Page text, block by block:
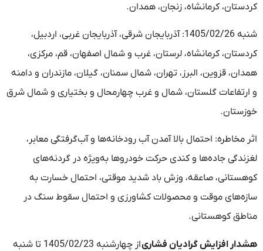
کردستان، کرمانشاه، زنجان، همدان.
شنبه 1405/02/26: آذربایجان شرقی، آذربایجان غربی، اردبیل،
کردستان، کرمانشاه، لرستان، غرب و شمال اصفهان، قم، مرکزی،
همدان، قزوین، البرز، تهران، شمال سمنان، گیلان، مازندران و دامنه
و ارتفاعات گلستان، شمال و غرب چهارمحال و بختیاری و شمال شرق
خوزستان.
اثر مخاطره: احتمال بالا آمدن آب رودخانه‌ها و آب‌گرفتگی معابر،
لغزندگی جاده‌ها و کندی حرکت خودروها به‌ویژه در گردنه‌های
کوهستانی، صاعقه، وزش باد شدید موقتی، احتمال خسارت به
سازه‌های موقت و محصولات کشاورزی و احتمال سقوط سنگ در
مناطق کوهستانی.
هشدار افزایش گرادیان فشاری
از چهارشنبه 1405/02/23 تا شنبه